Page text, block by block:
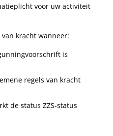
voor uw activiteit
kracht wanneer:
is
regels van kracht
de status ZZS-status